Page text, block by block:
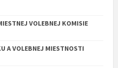
VOLEBNEJ KOMISIE
A VOLEBNEJ MIESTNOSTI